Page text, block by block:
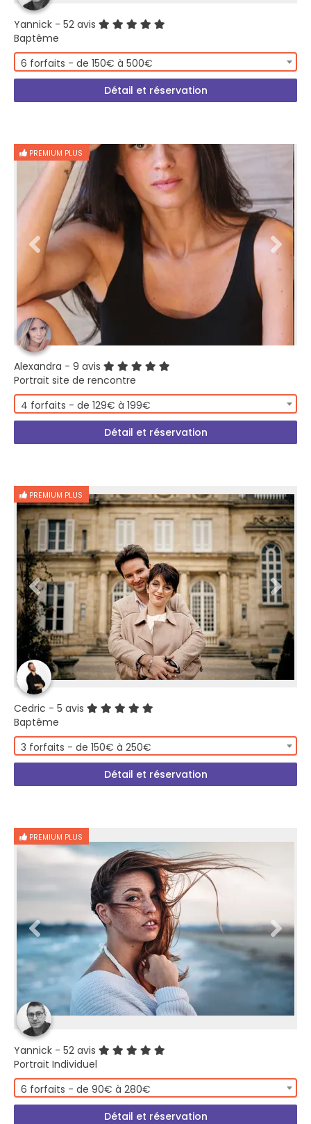
Yannick - 52 avis
Baptême
6 forfaits - de 150€ à 500€
Détail et réservation
PREMIUM PLUS
Alexandra - 9 avis
Portrait site de rencontre
4 forfaits - de 129€ à 199€
Détail et réservation
PREMIUM PLUS
Cedric - 5 avis
Baptême
3 forfaits - de 150€ à 250€
Détail et réservation
PREMIUM PLUS
Yannick - 52 avis
Portrait Individuel
6 forfaits - de 90€ à 280€
Détail et réservation